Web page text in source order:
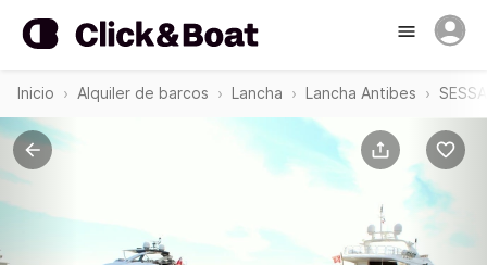
Inicio Alquiler de barcos Lancha Lancha Antibes